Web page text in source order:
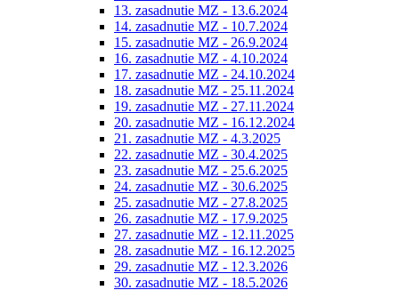
13. zasadnutie MZ - 13.6.2024
14. zasadnutie MZ - 10.7.2024
15. zasadnutie MZ - 26.9.2024
16. zasadnutie MZ - 4.10.2024
17. zasadnutie MZ - 24.10.2024
18. zasadnutie MZ - 25.11.2024
19. zasadnutie MZ - 27.11.2024
20. zasadnutie MZ - 16.12.2024
21. zasadnutie MZ - 4.3.2025
22. zasadnutie MZ - 30.4.2025
23. zasadnutie MZ - 25.6.2025
24. zasadnutie MZ - 30.6.2025
25. zasadnutie MZ - 27.8.2025
26. zasadnutie MZ - 17.9.2025
27. zasadnutie MZ - 12.11.2025
28. zasadnutie MZ - 16.12.2025
29. zasadnutie MZ - 12.3.2026
30. zasadnutie MZ - 18.5.2026